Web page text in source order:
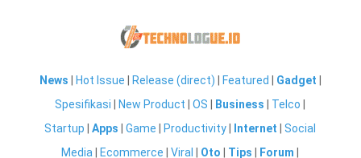
News Hot Issue Release (direct) Featured Gadget
Spesifikasi
New Product |OS Business Telco
Startup |Apps |Game Productivity Internet |Social
Media
Ecommerce |Viral Oto Tips Forum